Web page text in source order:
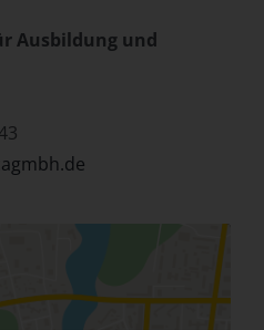
Ausbildung und